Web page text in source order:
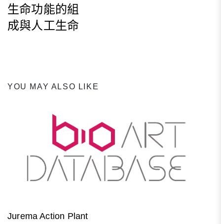
生命功能的組
成與人工生命
YOU MAY ALSO LIKE
Jurema Action Plant